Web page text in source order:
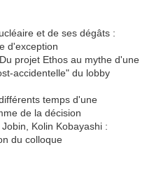
et de ses dégâts :
d'exception
projet Ethos au mythe d'une
accidentelle" du lobby
temps d'une
de la décision
Kolin Kobayashi :
du colloque